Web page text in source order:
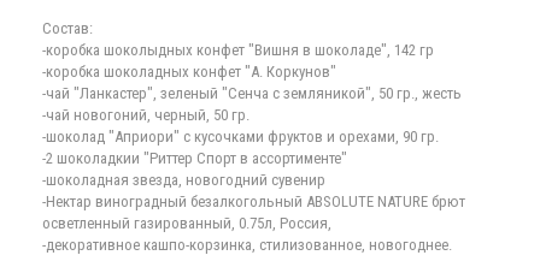
Состав:
-коробка шоколыдных конфет "Вишня в шоколаде", 142 гр
-коробка шоколадных конфет "А. Коркунов"
-чай "Ланкастер", зеленый "Сенча с земляникой", 50 гр., жесть
-чай новогоний, черный, 50 гр.
-шоколад "Априори" с кусочками фруктов и орехами, 90 гр.
-2 шоколадкии "Риттер Спорт в ассортименте"
-шоколадная звезда, новогодний сувенир
-Нектар виноградный безалкогольный ABSOLUTE NATURE брют
осветленный газированный, 0.75л, Россия,
-декоративное кашпо-корзинка, стилизованное, новогоднее.